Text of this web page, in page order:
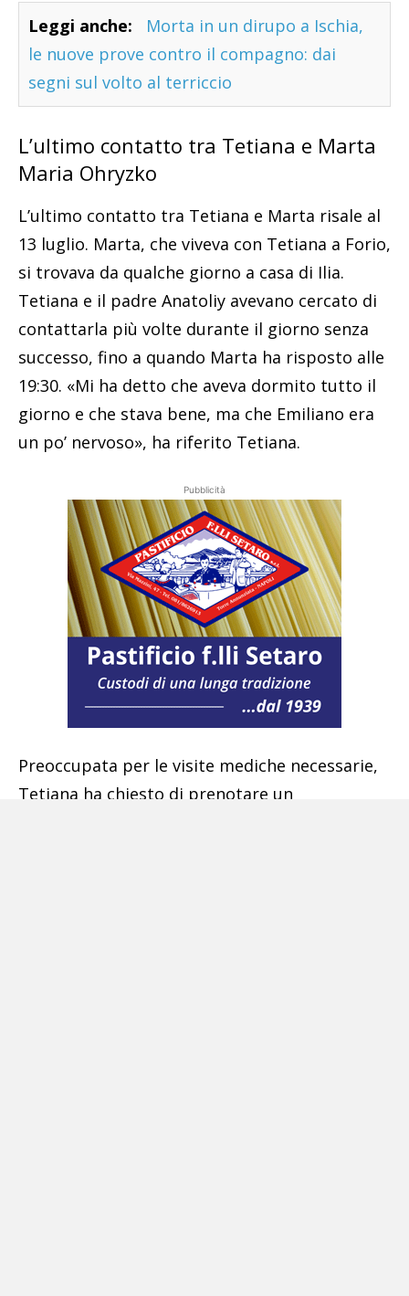
Leggi anche:
Morta in un dirupo a Ischia,
le nuove prove contro il compagno: dai
segni sul volto al terriccio
L’ultimo contatto tra Tetiana e Marta
Maria Ohryzko
L’ultimo contatto tra Tetiana e Marta risale al
13 luglio. Marta, che viveva con Tetiana a Forio,
si trovava da qualche giorno a casa di Ilia.
Tetiana e il padre Anatoliy avevano cercato di
contattarla più volte durante il giorno senza
successo, fino a quando Marta ha risposto alle
19:30. «Mi ha detto che aveva dormito tutto il
giorno e che stava bene, ma che Emiliano era
un po’ nervoso», ha riferito Tetiana.
Pubblicità
Preoccupata per le visite mediche necessarie,
Tetiana ha chiesto di prenotare un